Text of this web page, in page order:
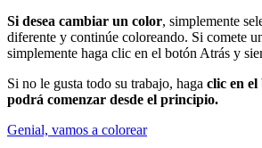
Si desea cambiar un color, simplemente
diferente y continúe coloreando. Si comete
simplemente haga clic en el botón Atrás y
Si no le gusta todo su trabajo, haga clic en
podrá comenzar desde el principio.
Genial, vamos a colorear